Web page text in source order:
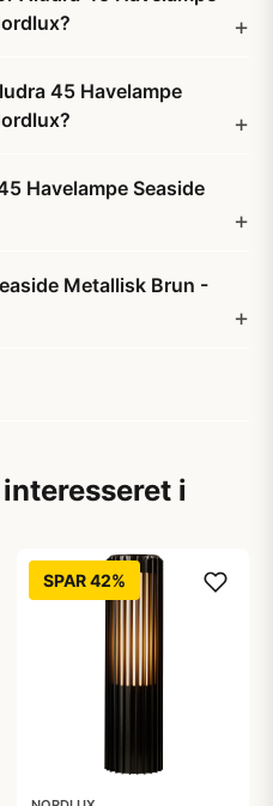
45 Havelampe
Havelampe Seaside
Metallisk Brun -
i
SPAR 42%